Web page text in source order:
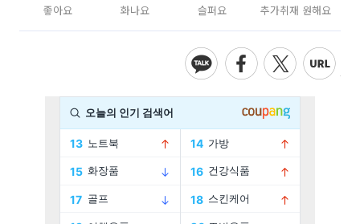
좋아요 화나요 슬퍼요 추가취재 원해요